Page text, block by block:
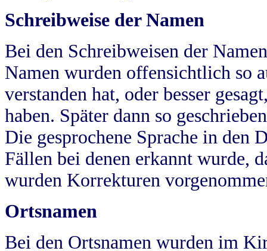
Schreibweise der Namen
Bei den Schreibweisen der
Namen wurden offensichtlich so
verstanden hat, oder besser
haben. Später dann so
Die gesprochene Sprache in
Fällen bei denen erkannt wurde,
wurden Korrekturen
Ortsnamen
Bei den Ortsnamen wurden im